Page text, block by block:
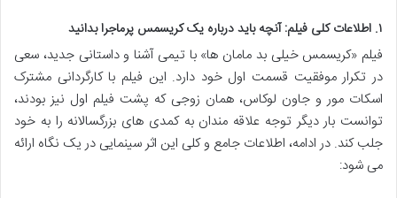
۱. اطلاعات کلی فیلم: آنچه باید درباره یک کریسمس پرماجرا بدانید
فیلم «کریسمس خیلی بد مامان ها» با تیمی آشنا و داستانی جدید، سعی
در تکرار موفقیت قسمت اول خود دارد. این فیلم با کارگردانی مشترک
اسکات مور و جاون لوکاس، همان زوجی که پشت فیلم اول نیز بودند،
توانست بار دیگر توجه علاقه مندان به کمدی های بزرگسالانه را به خود
جلب کند. در ادامه، اطلاعات جامع و کلی این اثر سینمایی در یک نگاه ارائه
می شود: